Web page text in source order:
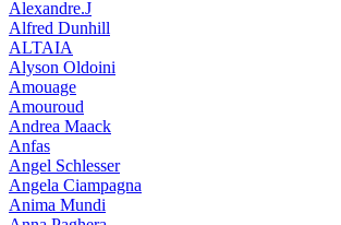
Alexandre.J
Alfred Dunhill
ALTAIA
Alyson Oldoini
Amouage
Amouroud
Andrea Maack
Anfas
Angel Schlesser
Angela Ciampagna
Anima Mundi